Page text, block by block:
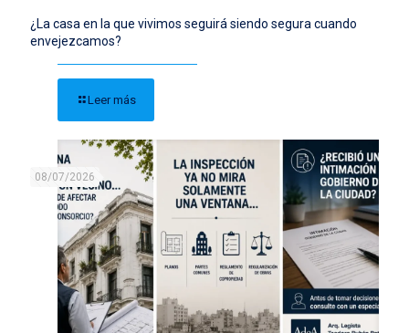
¿La casa en la que vivimos seguirá siendo segura cuando
envejezcamos?
Leer más
08/07/2026